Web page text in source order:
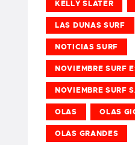
KELLY SLATER
LAS DUNAS SURF
NOTICIAS SURF
NOVIEMBRE SURF
NOVIEMBRE SURF
OLAS OLAS
OLAS GRANDES